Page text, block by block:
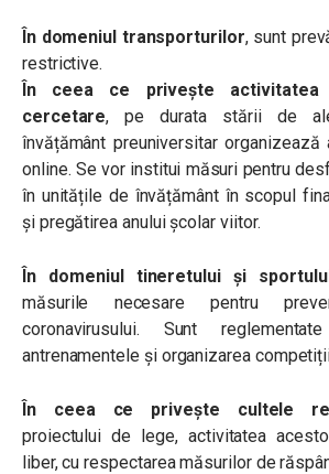
În domeniul transporturilor, sunt
restrictive.
În ceea ce privește
cercetare, pe durata stării de
învățământ preuniversitar
online. Se vor institui măsuri pentru
în unitățile de învățământ în scopul
și pregătirea anului școlar viitor.
În domeniul tineretului și
măsurile necesare pentru
coronavirusului. Sunt reglementate
antrenamentele și organizarea
În ceea ce privește cultele
proiectului de lege, activitatea
liber, cu respectarea măsurilor de